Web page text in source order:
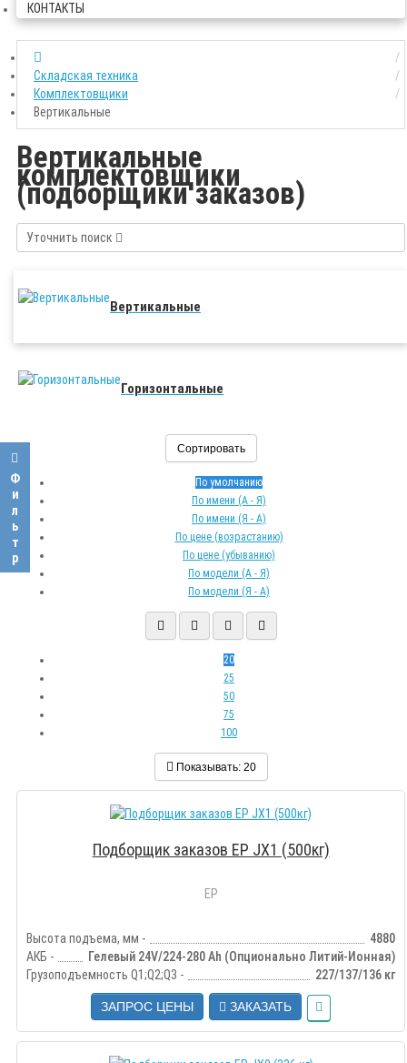
КОНТАКТЫ
Складская техника
Комплектовщики
Вертикальные
Фильтр
Вертикальные
комплектовщики
(подборщики заказов)
Уточнить поиск
Вертикальные
Горизонтальные
Сортировать
По умолчанию
По имени (A - Я)
По имени (Я - A)
По цене (возрастанию)
По цене (убыванию)
По модели (A - Я)
По модели (Я - A)
20
25
50
75
100
Показывать: 20
Подборщик заказов EP JX1 (500кг)
EP
Высота подъема, мм -
4880
АКБ -
Гелевый 24V/224-280 Ah (Опционально Литий-Ионная)
Грузоподъемность Q1;Q2;Q3 -
227/137/136 кг
ЗАПРОС ЦЕНЫ ЗАКАЗАТЬ